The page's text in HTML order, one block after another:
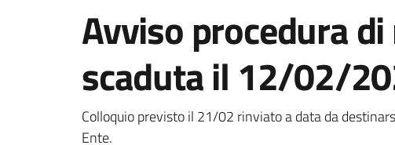
Avviso procedura
scaduta il 12/02/
Dettagli della notizia
Colloquio previsto il 21/02 rinviato a data da
Ente.